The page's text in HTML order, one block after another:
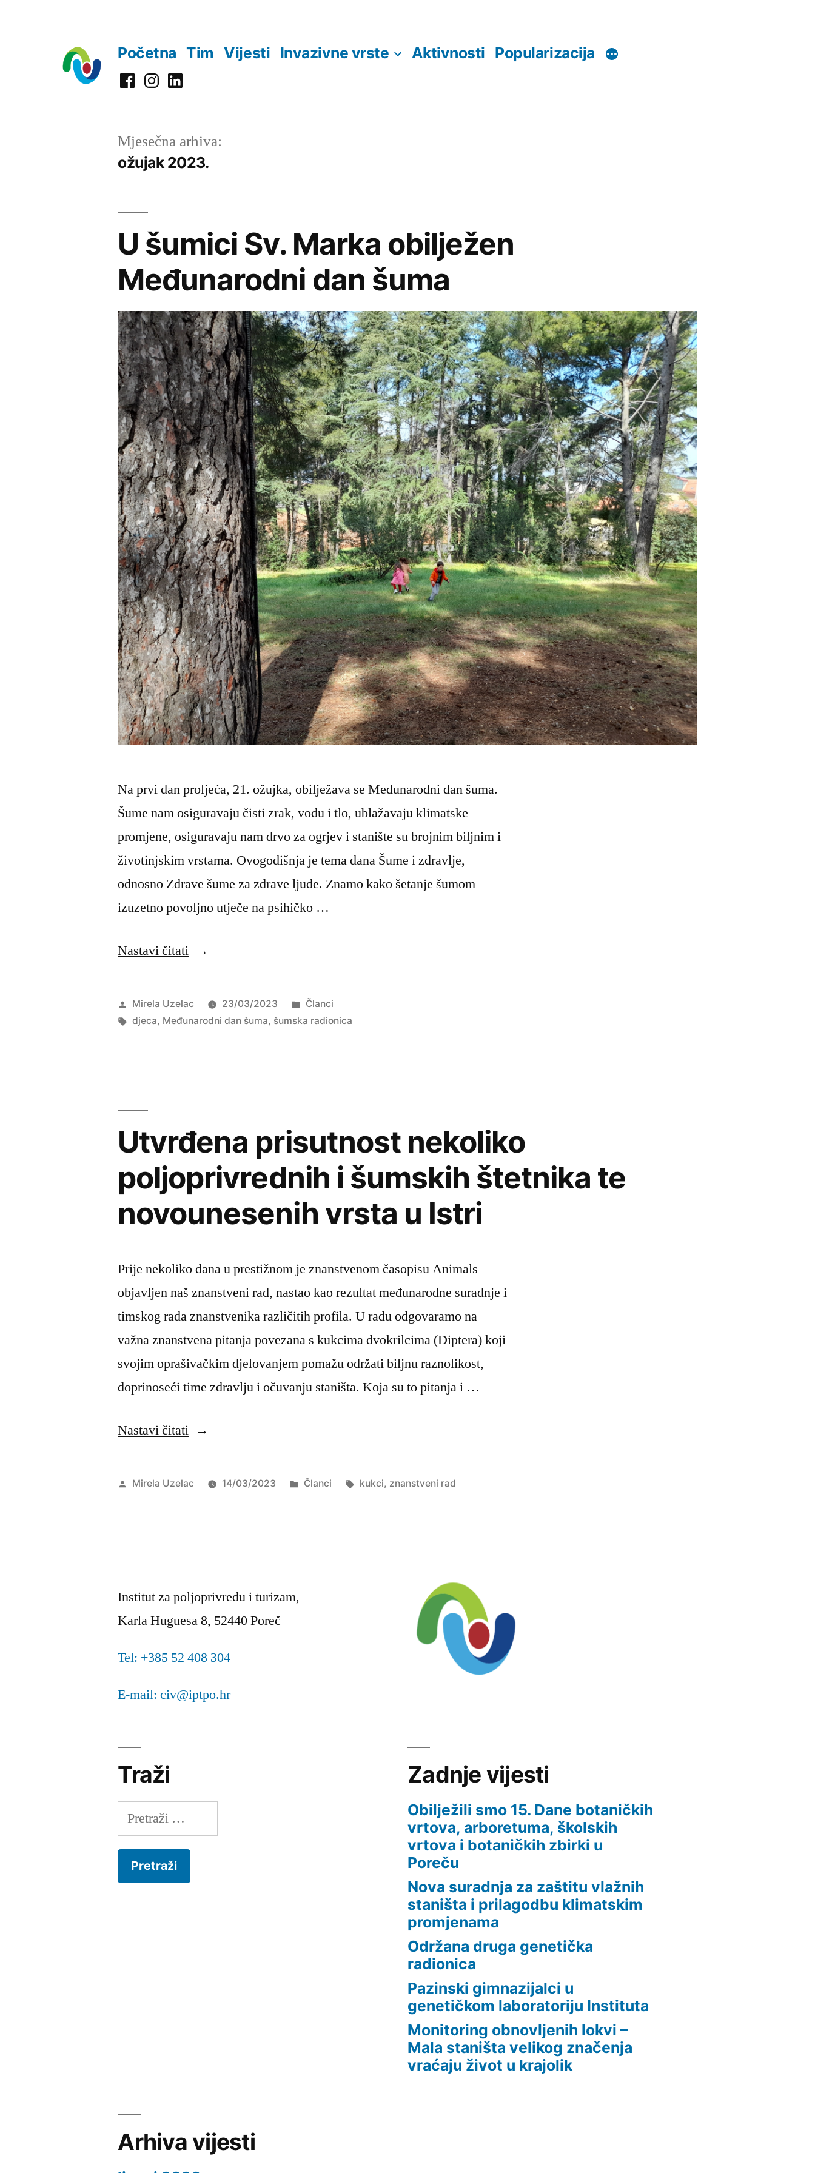
Početna Tim Vijesti Invazivne vrste Aktivnosti Popularizacija
FacebookInstagramLinkedIn
Mjesečna arhiva:
ožujak 2023.
U šumici Sv. Marka obilježen
Međunarodni dan šuma
Na prvi dan proljeća, 21. ožujka, obilježava se Međunarodni dan šuma.
Šume nam osiguravaju čisti zrak, vodu i tlo, ublažavaju klimatske
promjene, osiguravaju nam drvo za ogrjev i stanište su brojnim biljnim i
životinjskim vrstama. Ovogodišnja je tema dana Šume i zdravlje,
odnosno Zdrave šume za zdrave ljude. Znamo kako šetanje šumom
izuzetno povoljno utječe na psihičko …
Nastavi čitati“U
Sv.
Marka
Objavio
Mirela Uzelac 23/03/2023
Objavljeno
u
Članci
Oznake:
djeca, Međunarodni dan šuma, šumska radionica
Utvrđena prisutnost nekoliko
poljoprivrednih i šumskih štetnika te
novounesenih vrsta u Istri
Prije nekoliko dana u prestižnom je znanstvenom časopisu Animals
objavljen naš znanstveni rad, nastao kao rezultat međunarodne suradnje i
timskog rada znanstvenika različitih profila. U radu odgovaramo na
važna znanstvena pitanja povezana s kukcima dvokrilcima (Diptera) koji
svojim oprašivačkim djelovanjem pomažu održati biljnu raznolikost,
doprinoseći time zdravlju i očuvanju staništa. Koja su to pitanja i …
Nastavi čitati“Utvrđena
nekoliko
te
novounesenih
u
Istri”
Objavio
Mirela Uzelac 14/03/2023
Objavljeno
Članci Oznake:
kukci, znanstveni rad
Institut za poljoprivredu i turizam,
Karla Huguesa 8, 52440 Poreč
Tel: +385 52 408 304
E-mail: civ@iptpo.hr
Traži
Pretraži:
Zadnje vijesti
Obilježili smo 15. Dane botaničkih
vrtova, arboretuma, školskih
vrtova i botaničkih zbirki u
Poreču
Nova suradnja za zaštitu vlažnih
staništa i prilagodbu klimatskim
promjenama
Održana druga genetička
radionica
Pazinski gimnazijalci u
genetičkom laboratoriju Instituta
Monitoring obnovljenih lokvi –
Mala staništa velikog značenja
vraćaju život u krajolik
Arhiva vijesti